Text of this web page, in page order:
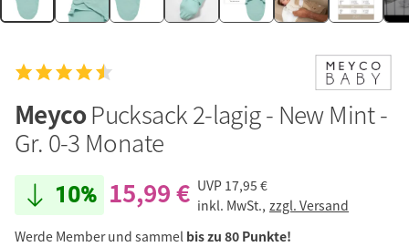
MeycoPucksack 2-lagig - New Mint -
Gr. 0-3 Monate
10% 15,99 € UVP 17,95 €
inkl. MwSt., zzgl. Versand
Werde Member und sammel bis zu 80 Punkte!